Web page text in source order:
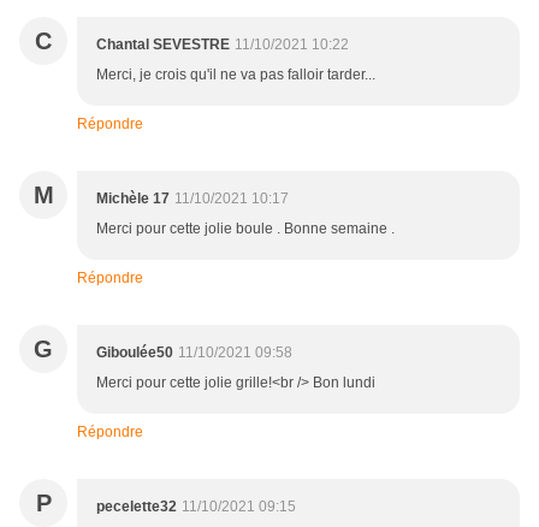
C Chantal SEVESTRE 11/10/2021 10:22
Merci, je crois qu'il ne va pas falloir tarder...
Répondre
M Michèle 17 11/10/2021 10:17
Merci pour cette jolie boule . Bonne semaine .
Répondre
G Giboulée50 11/10/2021 09:58
Merci pour cette jolie grille!<br /> Bon lundi
Répondre
P pecelette32 11/10/2021 09:15